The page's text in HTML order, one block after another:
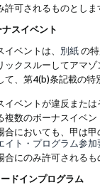
許可されるものとしま
スイベント
イベントは、 別紙の
ックスルーしてアマ
て、第4(b)条記載の特
イベントが違反また
複数のボーナスイベ
合においても、甲は
イト・プログラム参加
合にのみ許可されるも
ドインプログラム